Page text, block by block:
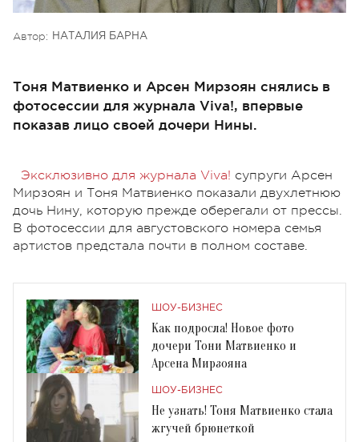
Автор: НАТАЛИЯ БАРНА
Тоня Матвиенко и Арсен Мирзоян снялись в
фотосессии для журнала Viva!, впервые
показав лицо своей дочери Нины.
Эксклюзивно для журнала Viva! супруги Арсен
Мирзоян и Тоня Матвиенко показали двухлетнюю
дочь Нину, которую прежде оберегали от прессы.
В фотосессии для августовского номера семья
артистов предстала почти в полном составе.
ШОУ-БИЗНЕС
Как подросла! Новое фото
дочери Тони Матвиенко и
Арсена Мирзояна
ШОУ-БИЗНЕС
Не узнать! Тоня Матвиенко стала
жгучей брюнеткой